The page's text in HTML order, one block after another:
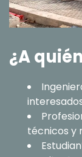
¿A
técnicos y